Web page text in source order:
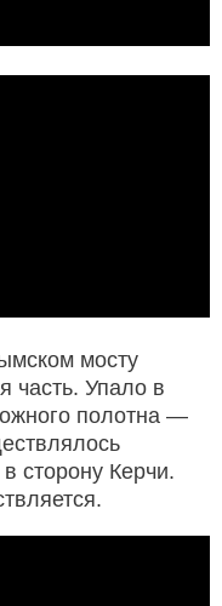
мосту
часть. Упало в
полотна —
сторону Керчи.